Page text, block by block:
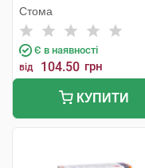
Стома
Є в наявності
від 104.50 грн
КУПИТИ